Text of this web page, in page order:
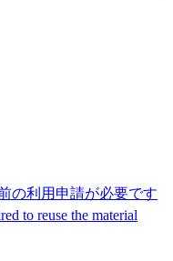
の利用申請が必要です
to reuse the material